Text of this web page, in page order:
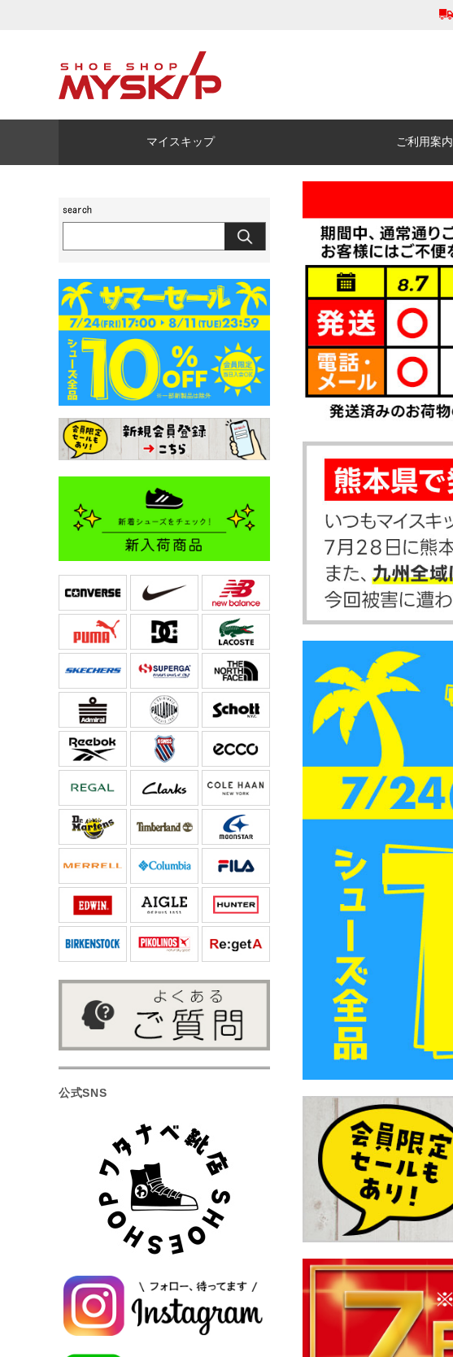
マイスキップ ご利用案内
公式SNS